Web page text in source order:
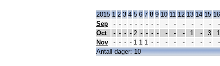
2015 1 2 3 4 5 6 7 8 9 10 11 12 13 14 15 16
Sep
- - - - - - - - - - - - - - -
-
Oct
- - - - 2 - - - - - - - 1 - 3
1
Nov
- - - - 1 1 1 - - - - - - - -
-
Antall dager: 10